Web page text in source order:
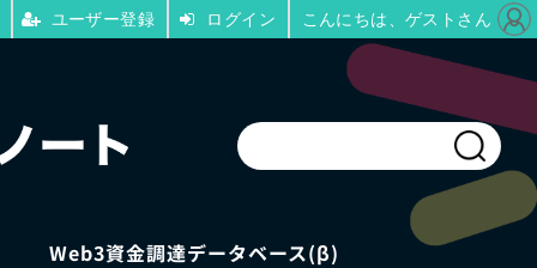
Web3資金調達データベース(β)
ユーザー登録 ログイン こんにちは、ゲストさん